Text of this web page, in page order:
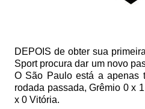
DEPOIS de obter sua
Sport procura dar um novo
O São Paulo está a apenas
rodada passada, Grêmio 0 x
x 0 Vitória.